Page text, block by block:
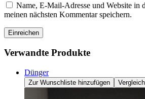
Name, E-Mail-Adresse und Website in
meinen nächsten Kommentar speichern.
Einreichen
Verwandte Produkte
Dünger
Zur Wunschliste hinzufügen